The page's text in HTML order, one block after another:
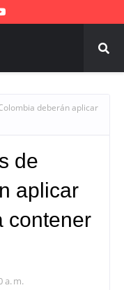
deberán aplicar
de
aplicar
contener
a. m.